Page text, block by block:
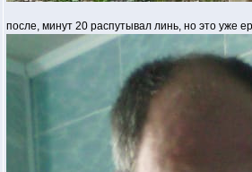
после, минут 20 распутывал линь, но это уже